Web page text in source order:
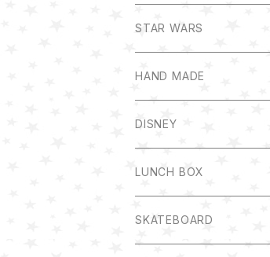
STAR WARS
HAND MADE
DISNEY
LUNCH BOX
SKATEBOARD